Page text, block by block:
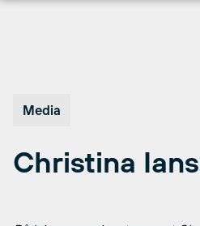
Media
Christina